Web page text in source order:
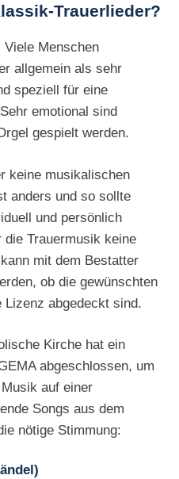
Trauerlieder?
Menschen
allgemein als sehr
speziell für eine
emotional sind
gespielt werden.
keine musikalischen
anders und so sollte
und persönlich
Trauermusik keine
mit dem Bestatter
ob die gewünschten
Lizenz abgedeckt sind.
Kirche hat ein
abgeschlossen, um
auf einer
Songs aus dem
nötige Stimmung: